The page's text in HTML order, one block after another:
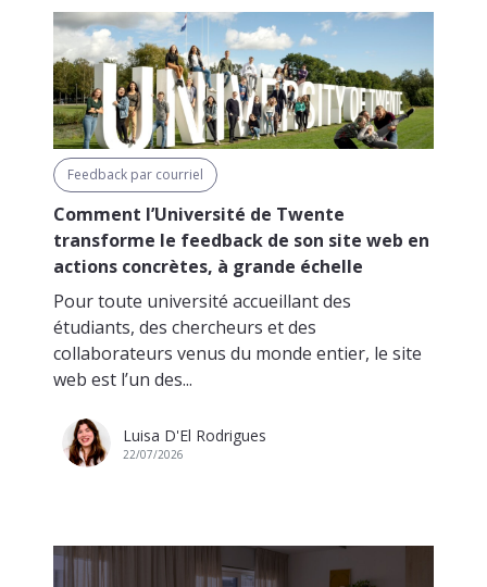
Feedback par courriel
Comment l’Université de Twente
transforme le feedback de son site web en
actions concrètes, à grande échelle
Pour toute université accueillant des
étudiants, des chercheurs et des
collaborateurs venus du monde entier, le site
web est l’un des...
Luisa D'El Rodrigues
22/07/2026